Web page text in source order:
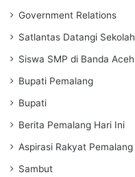
Government Relations
Satlantas Datangi Sekolah
Siswa SMP di Banda Aceh
Bupati Pemalang
Bupati
Berita Pemalang Hari Ini
Aspirasi Rakyat Pemalang
Sambut